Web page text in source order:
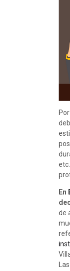
En
de